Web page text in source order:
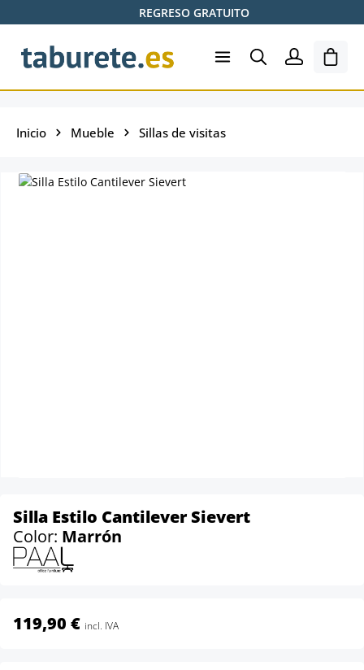
Saltar al contenido principalREGRESO GRATUITO
El
Inicio Mueble Sillas de visitas
Silla Estilo Cantilever Sievert
Color: Marrón
119,90 € incl. IVA